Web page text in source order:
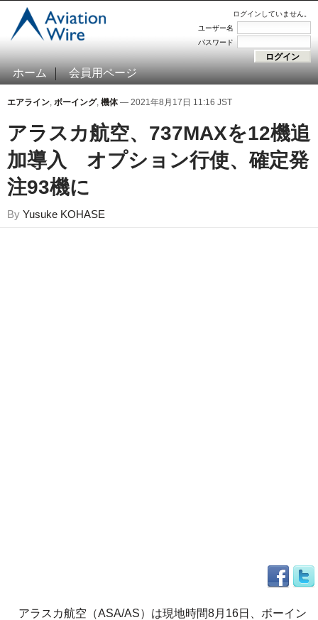
ログインしていません。
ユーザー名
パスワード
ホーム 会員用ページ
エアライン, ボーイング, 機体— 2021年8月17日 11:16 JST
アラスカ航空、737MAXを12機追
加導入 オプション行使、確定発
注93機に
By Yusuke KOHASE
アラスカ航空（ASA/AS）は現地時間8月16日、ボーイン